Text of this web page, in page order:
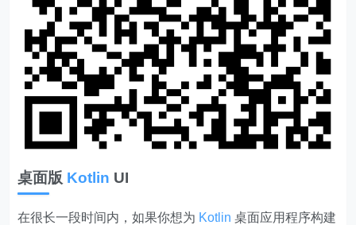
桌面版 Kotlin UI
在很长一段时间内，如果你想为 Kotlin 桌面应用程序构建